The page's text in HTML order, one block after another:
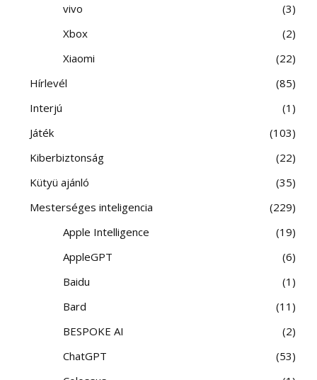
vivo
3
Xbox
2
Xiaomi
22
Hírlevél
85
Interjú
1
Játék
103
Kiberbiztonság
22
Kütyü ajánló
35
Mesterséges inteligencia
229
Apple Intelligence
19
AppleGPT
6
Baidu
1
Bard
11
BESPOKE AI
2
ChatGPT
53